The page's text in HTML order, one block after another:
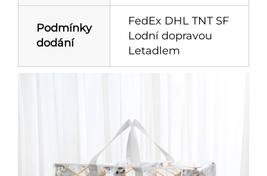
Podmínky
dodání
FedEx DHL TNT SF
Lodní dopravou
Letadlem